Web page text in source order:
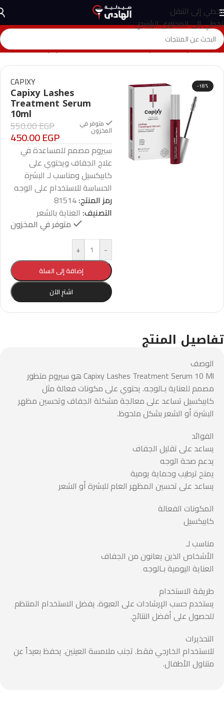
تخطي إلى التنقل
تخطي إلى المحتوى الرئيسي
الرئيسية>المتجر>العناية بالشعر>
Capixy Lashes Treatment Serum 10ml
-18%
CAPIXY
Capixy Lashes
Treatment Serum
10ml
متوفر في
المخزون 550.00EGP
450.00EGP
سيروم مصمم للمساعدة في
علاج الجفاف ويحتوي على
كابيكسيل ومناسب لـ البشرة
الحساسة للاستخدام على الوجه
رمز المنتج:81514
التصنيف: العناية بالشعر
متوفر في المخزون
-
+
إضافة إلى السلة
اشترِ الآن
تفاصيل المنتج
الوصف
Capixy Lashes Treatment Serum 10 Ml هو سيروم متطور
مصمم للعناية بـالوجه. يحتوي على مكونات فعالة مثل
كابيكسيل تساعد على معالجة مشكلة الجفاف وتحسين مظهر
البشرة أو الشعر بشكل ملحوظ.
الفوائد
يساعد على تقليل الجفاف
يدعم صحة الوجه
يمنح ترطيب وحماية يومية
يساعد على تحسين المظهر العام للبشرة أو الشعر
المكونات الفعالة
كابيكسيل
مناسب لـ
الأشخاص الذين يعانون من الجفاف
العناية اليومية بـالوجه
طريقة الاستخدام
يستخدم حسب الإرشادات على العبوة. يفضل الاستخدام المنتظم
للحصول على أفضل النتائج.
التحذيرات
للاستخدام الخارجي فقط. تجنب ملامسة العينين. يحفظ بعيداً عن
متناول الأطفال.